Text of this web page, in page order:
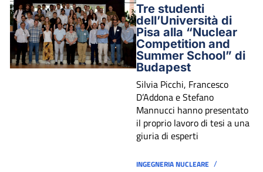
Tre studenti
dell’Università di
Pisa alla “Nuclear
Competition and
Summer School” di
Budapest
Silvia Picchi, Francesco
D’Addona e Stefano
Mannucci hanno presentato
il proprio lavoro di tesi a una
giuria di esperti
INGEGNERIA NUCLEARE /